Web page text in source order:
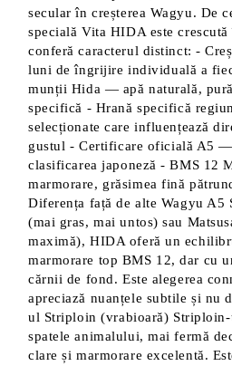
secular în creșterea Wagyu. De
specială Vita HIDA este
conferă caracterul distinct: -
luni de îngrijire individuală a
munții Hida — apă naturală,
specifică - Hrană specifică
selecționate care influențează
gustul - Certificare oficială A5
clasificarea japoneză - BMS 12
marmorare, grăsimea fină
Diferența față de alte Wagyu A5
(mai gras, mai untos) sau
maximă), HIDA oferă un
marmorare top BMS 12, dar cu
cărnii de fond. Este alegerea
apreciază nuanțele subtile și nu
ul Striploin (vrabioară) Striploin-
spatele animalului, mai fermă
clare și marmorare excelentă.